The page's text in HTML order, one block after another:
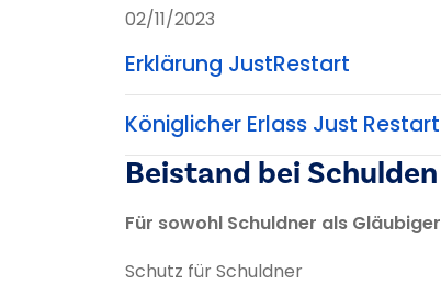
02/11/2023
Erklärung JustRestart
Königlicher Erlass Just Restart
Beistand bei Schulden
Für sowohl Schuldner als Gläubiger
Schutz für Schuldner